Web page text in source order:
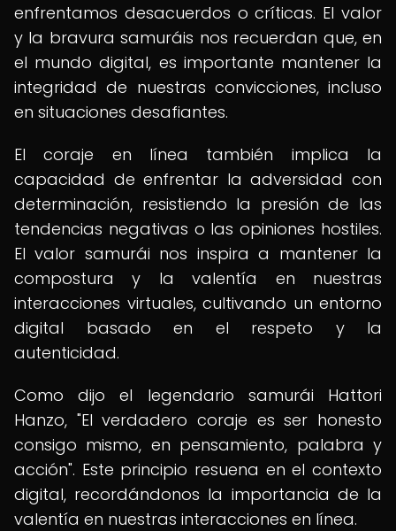
enfrentamos desacuerdos o críticas. El valor
y la bravura samuráis nos recuerdan que, en
el mundo digital, es importante mantener la
integridad de nuestras convicciones, incluso
en situaciones desafiantes.
El coraje en línea también implica la
capacidad de enfrentar la adversidad con
determinación, resistiendo la presión de las
tendencias negativas o las opiniones hostiles.
El valor samurái nos inspira a mantener la
compostura y la valentía en nuestras
interacciones virtuales, cultivando un entorno
digital basado en el respeto y la
autenticidad.
Como dijo el legendario samurái Hattori
Hanzo, "El verdadero coraje es ser honesto
consigo mismo, en pensamiento, palabra y
acción". Este principio resuena en el contexto
digital, recordándonos la importancia de la
valentía en nuestras interacciones en línea.